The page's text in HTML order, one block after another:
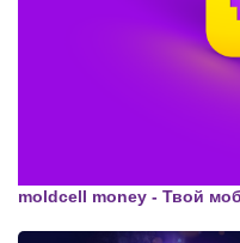
moldcell money - Твой